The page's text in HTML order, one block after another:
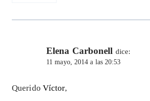
Elena Carbonell dice:
11 mayo, 2014 a las 20:53
Querido Víctor,